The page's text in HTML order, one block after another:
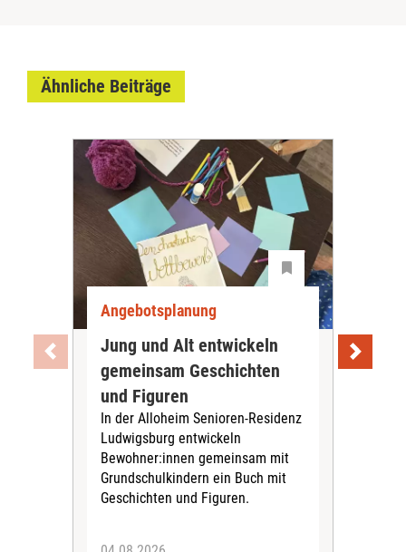
Ähnliche Beiträge
Angebotsplanung
Jung und Alt entwickeln
gemeinsam Geschichten
und Figuren
In der Alloheim Senioren-Residenz
Ludwigsburg entwickeln
Bewohner:innen gemeinsam mit
Grundschulkindern ein Buch mit
Geschichten und Figuren.